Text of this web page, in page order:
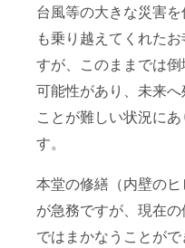
台風等の大きな災害
も乗り越えてくれた
すが、このままでは
可能性があり、未来へ
ことが難しい状況にあ
す。
本堂の修繕（内壁のヒ
が急務ですが、現在の
ではまかなうことがで